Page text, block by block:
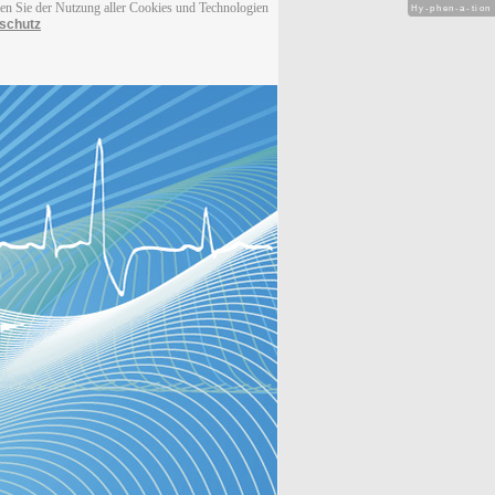
Sie der Nutzung aller Cookies und Technologien
Hy-phen-a-tion